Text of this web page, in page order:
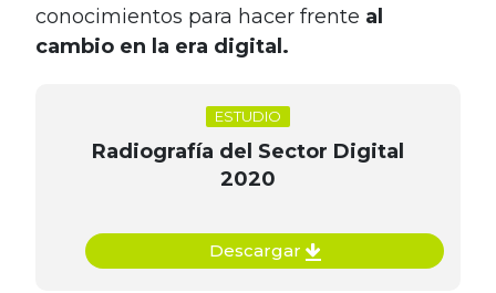
conocimientos para hacer frente al
cambio en la era digital.
ESTUDIO
Radiografía del Sector Digital
2020
Descargar